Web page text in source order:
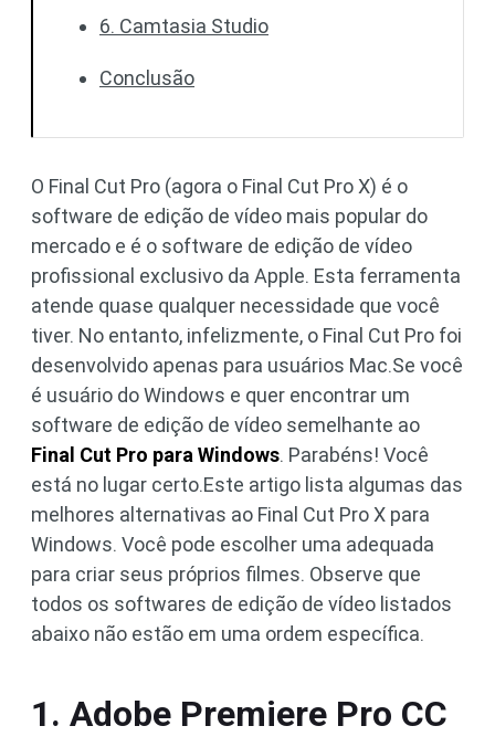
6. Camtasia Studio
Conclusão
O Final Cut Pro (agora o Final Cut Pro X) é o
software de edição de vídeo mais popular do
mercado e é o software de edição de vídeo
profissional exclusivo da Apple. Esta ferramenta
atende quase qualquer necessidade que você
tiver. No entanto, infelizmente, o Final Cut Pro foi
desenvolvido apenas para usuários Mac.Se você
é usuário do Windows e quer encontrar um
software de edição de vídeo semelhante ao
Final Cut Pro para Windows. Parabéns! Você
está no lugar certo.Este artigo lista algumas das
melhores alternativas ao Final Cut Pro X para
Windows. Você pode escolher uma adequada
para criar seus próprios filmes. Observe que
todos os softwares de edição de vídeo listados
abaixo não estão em uma ordem específica.
1. Adobe Premiere Pro CC